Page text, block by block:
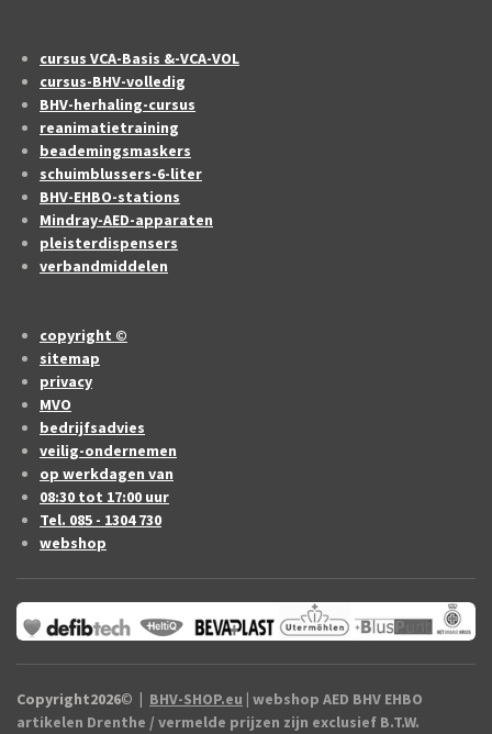
cursus VCA-Basis &-VCA-VOL
cursus-BHV-volledig
BHV-herhaling-cursus
reanimatietraining
beademingsmaskers
schuimblussers-6-liter
BHV-EHBO-stations
Mindray-AED-apparaten
pleisterdispensers
verbandmiddelen
copyright ©
sitemap
privacy
MVO
bedrijfsadvies
veilig-ondernemen
op werkdagen van
08:30 tot 17:00 uur
Tel. 085 - 1304 730
webshop
Copyright2026© | BHV-SHOP.eu | webshop AED BHV EHBO
artikelen Drenthe / vermelde prijzen zijn exclusief B.T.W.